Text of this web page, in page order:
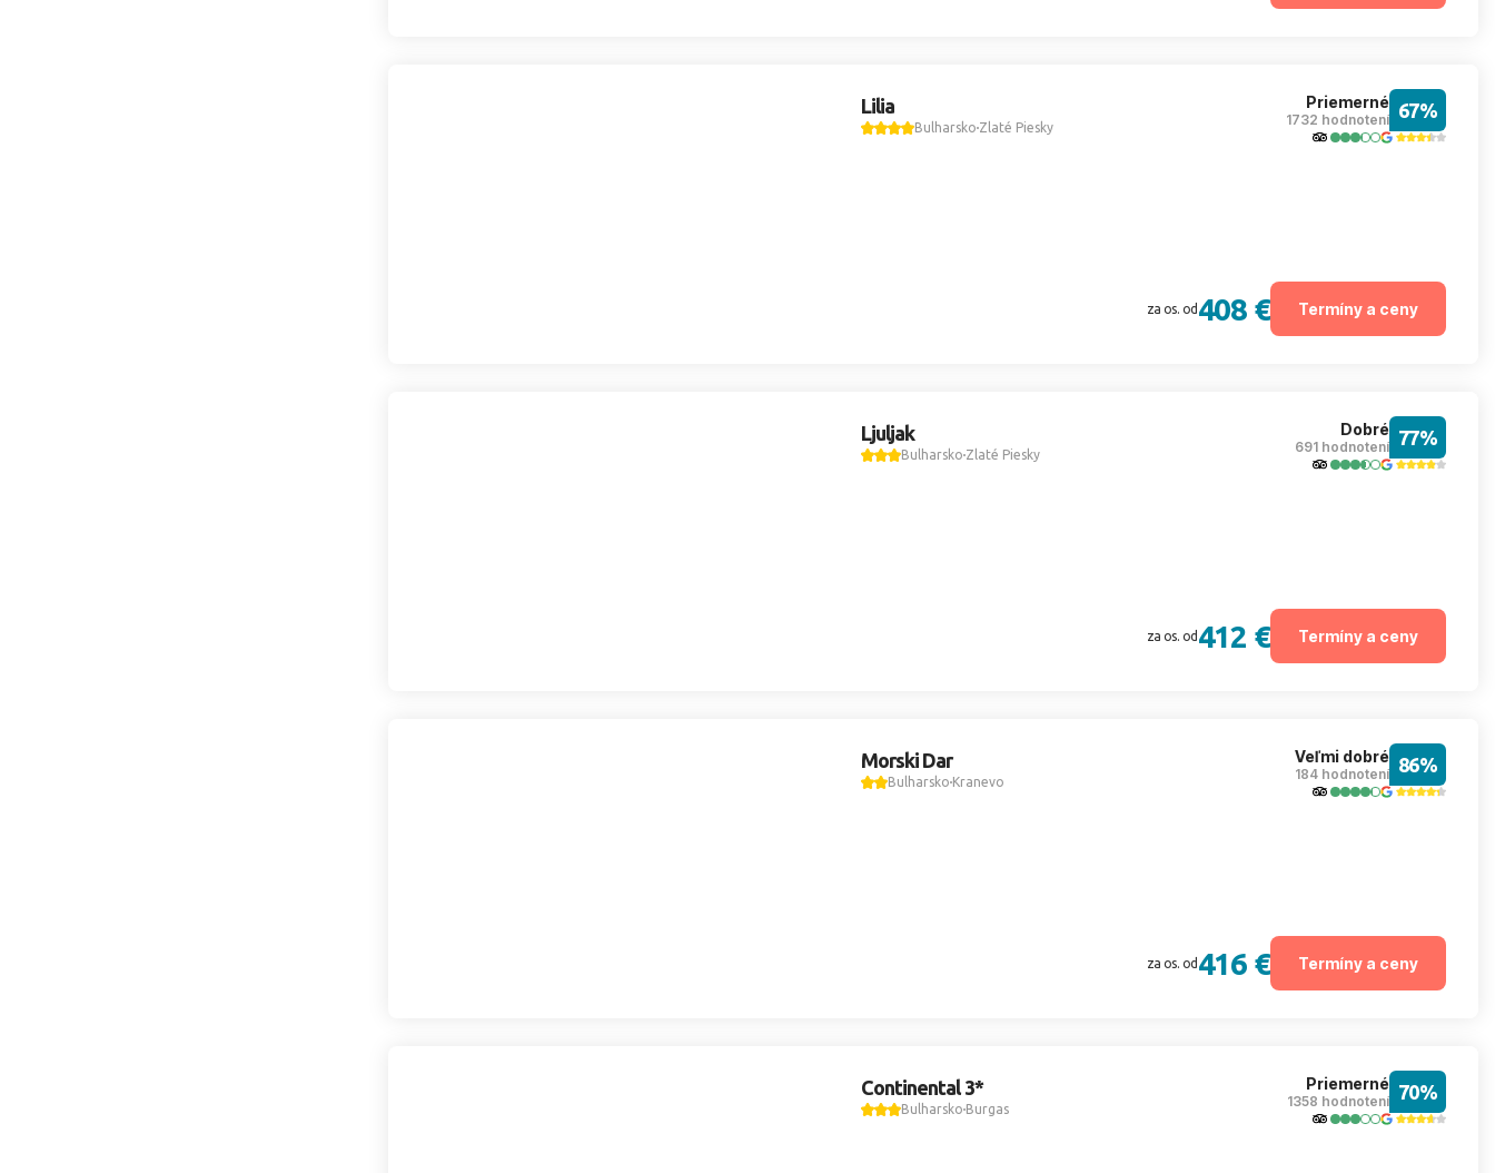
Lilia
BulharskoZlaté Piesky
Priemerné
1732 hodnotení 67%
za os. od 408 € Termíny a ceny
Ljuljak
BulharskoZlaté Piesky
Dobré
691 hodnotení 77%
za os. od 412 € Termíny a ceny
Morski Dar
BulharskoKranevo
Veľmi dobré
184 hodnotení 86%
za os. od 416 € Termíny a ceny
Continental 3*
BulharskoBurgas
Priemerné
1358 hodnotení 70%